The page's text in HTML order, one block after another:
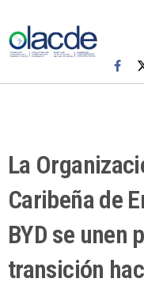
La
Caribeña de
BYD se unen
transición